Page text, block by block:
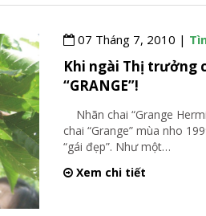
07 Tháng 7, 2010 |
Khi ngài Thị trưởng
“GRANGE”!
Nhãn chai “Grange
chai “Grange” mùa nho
“gái đẹp”. Như một…
Xem chi tiết